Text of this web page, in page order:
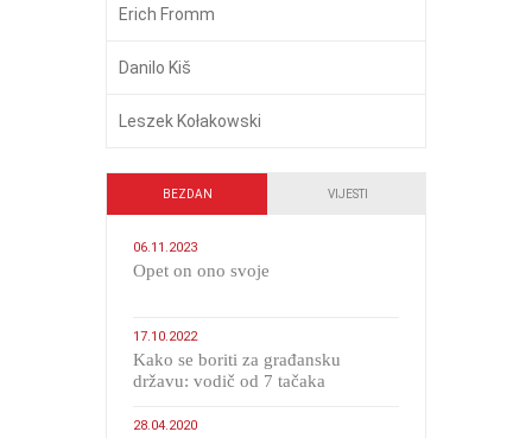
Erich Fromm
Danilo Kiš
Leszek Kołakowski
BEZDAN VIJESTI
06.11.2023
​Opet on ono svoje
17.10.2022
Kako se boriti za građansku
državu: vodič od 7 tačaka
28.04.2020